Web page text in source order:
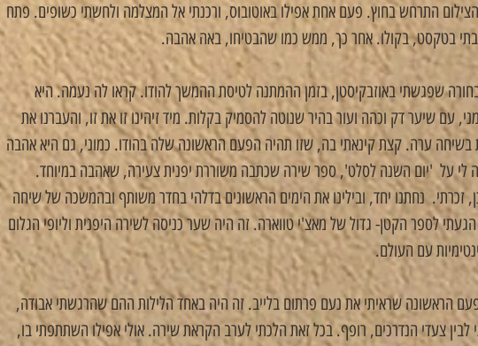
התרחש בחוץ. פעם אחת אפילו באוטובוס, ורכנתי אל המצלמה ולחשתי כשופים. פתח
בטקסט, בקולו. אחר כך, ממש כמו שהבטיחו, באה אהבה.
שפגשתי באוזבקיסטן, בזמן ההמתנה לטיסת ההמשך להודו. קראו לה נעמה. היא
עם שיער דק וכהה ועור בהיר שנוטה להסמיק בקלות. מיד זיהינו זו את זו, והעברנו את
בשיחה ערה. קצת קינאתי בה, שזו תהיה הפעם הראשונה שלה בהודו. כמוני, גם היא אהבה
לי על  'יום השנה לסלט', ספר שירה שכתבה משוררת יפנית צעירה, שאהבה במיוחד.
זכרתי.  נחתנו יחד, ובילינו את הימים הראשונים בדלהי בחדר משותף ובהמשכה של שיחה
לספר הקטן- גדול של מאצ'י טווארה. זה היה שער כניסה לשירה היפנית וליופי הגלום
עם העולם.
הראשונה שראיתי את נעם פרתום בלייב. זה היה באחד הלילות ההם שהרגשתי אבודה,
לבין צעדי הנדרכים, רופף. בכל זאת הלכתי לערב הקראת שירה. אולי אפילו השתתפתי בו,